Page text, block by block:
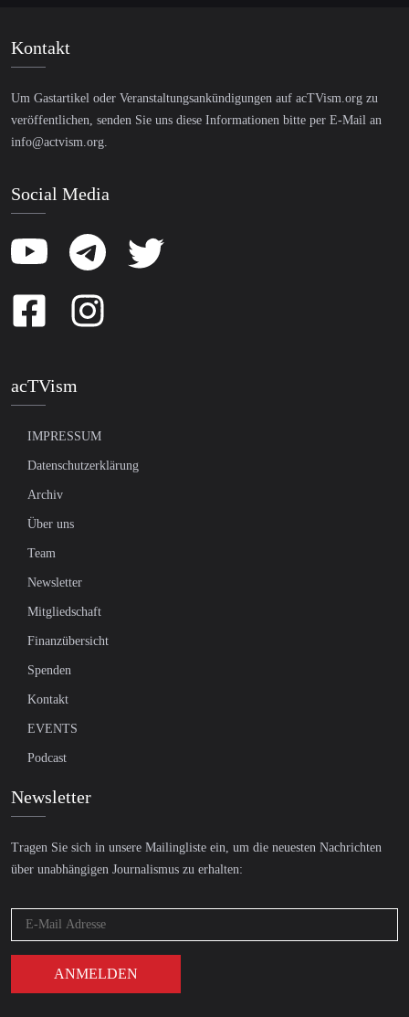
Kontakt
Um Gastartikel oder Veranstaltungsankündigungen auf acTVism.org zu
veröffentlichen, senden Sie uns diese Informationen bitte per E-Mail an
info@actvism.org
Social Media
acTVism
IMPRESSUM
Datenschutzerklärung
Archiv
Über uns
Team
Newsletter
Mitgliedschaft
Finanzübersicht
Spenden
Kontakt
EVENTS
Podcast
Newsletter
Tragen Sie sich in unsere Mailingliste ein, um die neuesten Nachrichten
über unabhängigen Journalismus zu erhalten: